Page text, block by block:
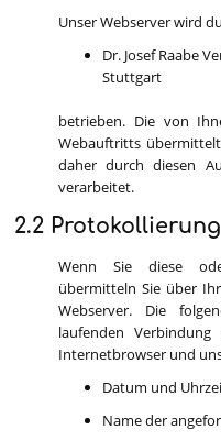
Unser Webserver wird
Dr. Josef Raabe
Stuttgart
betrieben. Die von
Webauftritts
daher durch diesen
verarbeitet.
2.2 Protokollierung
Wenn Sie diese
übermitteln Sie über
Webserver. Die
laufenden
Internetbrowser und
Datum und
Name der